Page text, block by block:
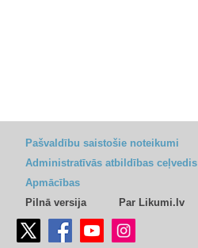
Pašvaldību saistošie noteikumi
Administratīvās atbildības ceļvedis
Apmācības
Pilnā versija
Par Likumi.lv